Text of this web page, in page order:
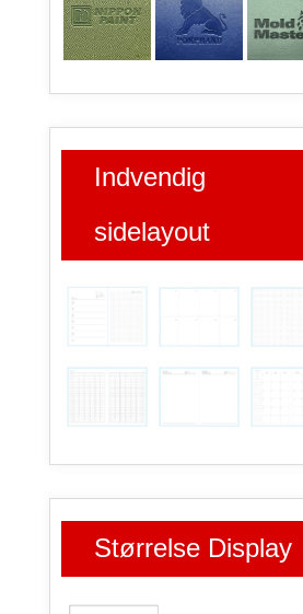
Indvendig
sidelayout
Størrelse Display